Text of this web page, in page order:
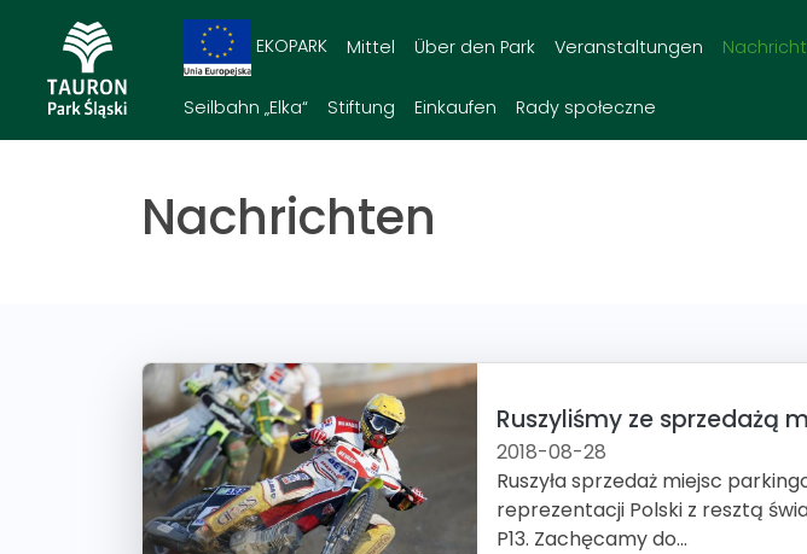
EKOPARK Mittel Über den Park Veranstaltungen
Seilbahn „Elka“ Stiftung Einkaufen Rady społeczne
Nachrichten
Ruszyliśmy ze sprzedażą
2018-08-28
Ruszyła sprzedaż miejsc
reprezentacji Polski z resztą
P13. Zachęcamy do...